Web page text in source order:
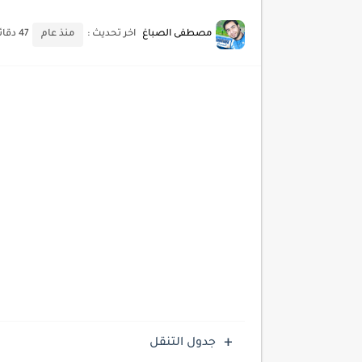
مصطفى الصباغ اخر تحديث : منذ عام 47 دقائق للقراءة
جدول التنقل